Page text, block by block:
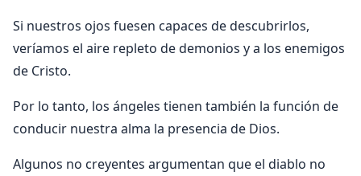
Si nuestros ojos fuesen capaces de descubrirlos,
veríamos el aire repleto de demonios y a los enemigos
de Cristo.
Por lo tanto, los ángeles tienen también la función de
conducir nuestra alma la presencia de Dios.
Algunos no creyentes argumentan que el diablo no